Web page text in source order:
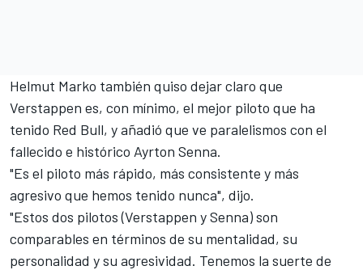
Helmut Marko también quiso dejar claro que
Verstappen es, con mínimo, el mejor piloto que ha
tenido Red Bull, y añadió que ve paralelismos con el
fallecido e histórico Ayrton Senna.
"Es el piloto más rápido, más consistente y más
agresivo que hemos tenido nunca", dijo.
"Estos dos pilotos (Verstappen y Senna) son
comparables en términos de su mentalidad, su
personalidad y su agresividad. Tenemos la suerte de